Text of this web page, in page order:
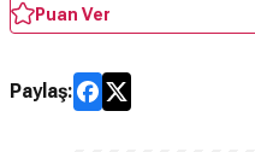
Puan Ver
Paylaş: